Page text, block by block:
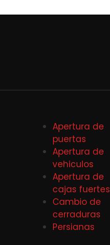
Apertura de
puertas
Apertura de
vehiculos
Apertura de
cajas fuertes
Cambio de
cerraduras
Persianas